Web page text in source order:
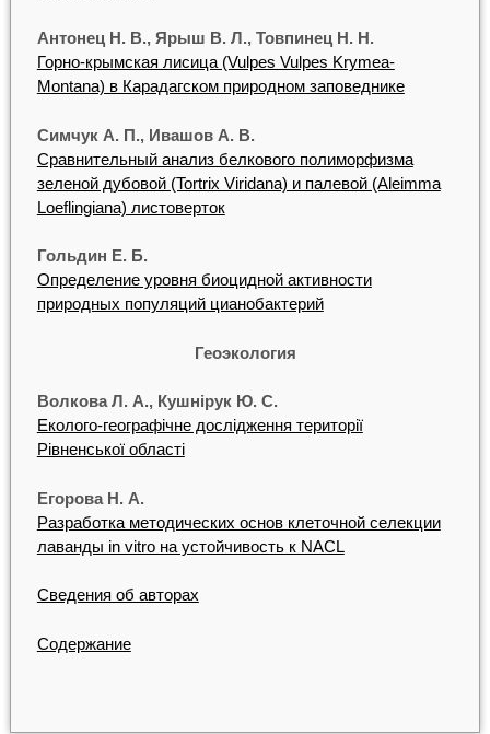
Антонец Н. В., Ярыш В. Л., Товпинец Н. Н.
Горно-крымская лисица (Vulpes Vulpes Krymea-
Montana) в Карадагском природном заповеднике
Симчук А. П., Ивашов А. В.
Сравнительный анализ белкового полиморфизма
зеленой дубовой (Tortrix Viridana) и палевой (Aleimma
Loeflingiana) листоверток
Гольдин Е. Б.
Определение уровня биоцидной активности
природных популяций цианобактерий
Геоэкология
Волкова Л. А., Кушнірук Ю. С.
Еколого-географічне дослідження території
Рівненської області
Егорова Н. А.
Разработка методических основ клеточной селекции
лаванды in vitro на устойчивость к NACL
Сведения об авторах
Содержание